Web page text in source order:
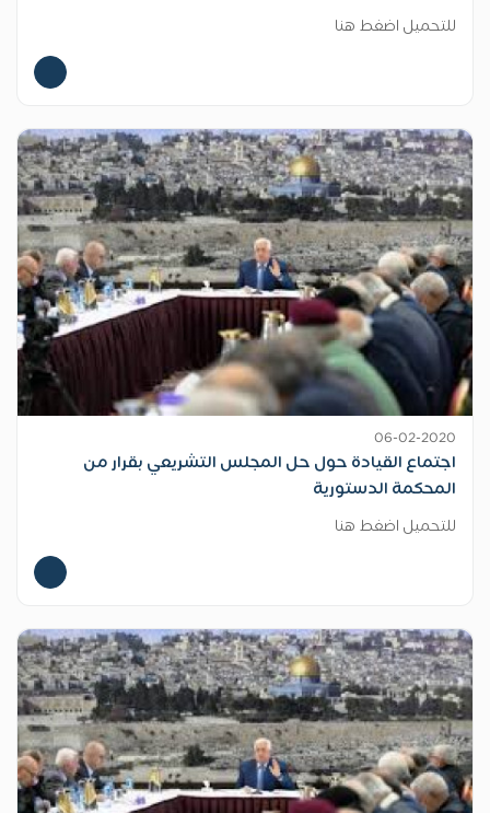
للتحميل اضغط هنا
06-02-2020
اجتماع القيادة حول حل المجلس التشريعي بقرار من
المحكمة الدستورية
للتحميل اضغط هنا